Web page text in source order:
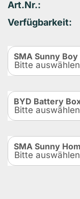
Art.Nr.:
Verfügbarkeit:
SMA Sunny
BYD Battery
SMA Sunny